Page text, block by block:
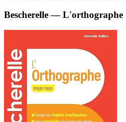
Bescherelle — L'orthographe